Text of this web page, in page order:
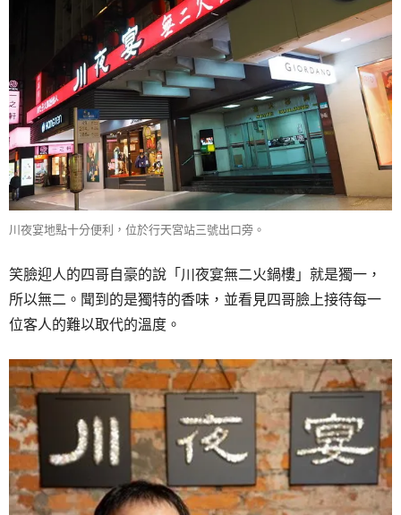
川夜宴地點十分便利，位於行天宮站三號出口旁。
笑臉迎人的四哥自豪的說「川夜宴無二火鍋樓」就是獨一，
所以無二。聞到的是獨特的香味，並看見四哥臉上接待每一
位客人的難以取代的溫度。